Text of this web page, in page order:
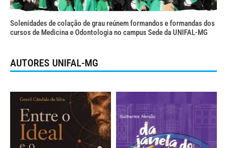
Solenidades de colação de grau reúnem formandos e formandas dos
cursos de Medicina e Odontologia no campus Sede da UNIFAL-MG
AUTORES UNIFAL-MG